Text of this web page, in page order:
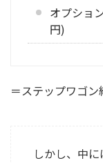
オプショ
円)
＝ステップワゴ
しかし、中